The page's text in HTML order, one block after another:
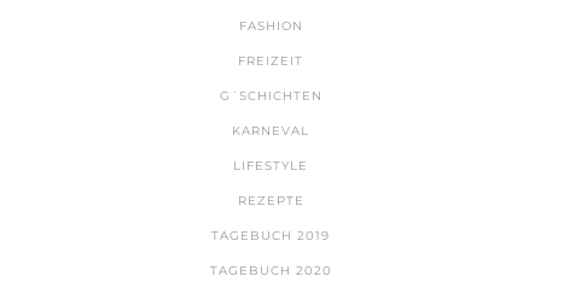
FASHION
FREIZEIT
G´SCHICHTEN
KARNEVAL
LIFESTYLE
REZEPTE
TAGEBUCH 2019
TAGEBUCH 2020